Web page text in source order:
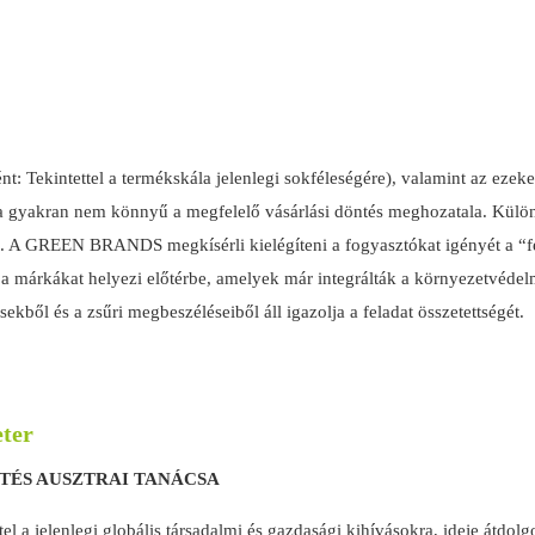
Tekintettel a termékskála jelenlegi sokféleségére), valamint az
gyakran nem könnyű a megfelelő vásárlási döntés meghozatala.
GREEN BRANDS megkísérli kielégíteni a fogyasztókat igényét a
márkákat helyezi előtérbe, amelyek már integrálták a
és a zsűri megbeszéléseiből áll igazolja a feladat összetettségét.
AUSZTRAI TANÁCSA
a jelenlegi globális társadalmi és gazdasági kihívásokra, ideje